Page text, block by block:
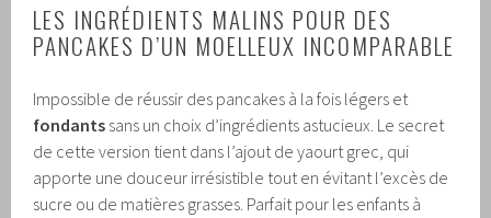
LES INGRÉDIENTS MALINS POUR DES
PANCAKES D’UN MOELLEUX INCOMPARABLE
Impossible de réussir des pancakes à la fois légers et
fondants sans un choix d’ingrédients astucieux. Le secret
de cette version tient dans l’ajout de yaourt grec, qui
apporte une douceur irrésistible tout en évitant l’excès de
sucre ou de matières grasses. Parfait pour les enfants à